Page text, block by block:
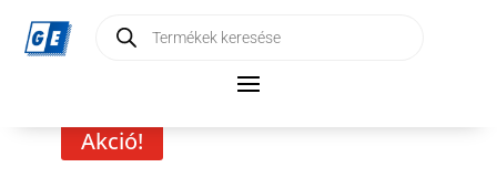
search
Akció!